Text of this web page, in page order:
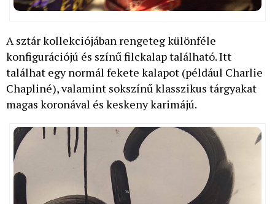
A sztár kollekciójában rengeteg különféle
konfigurációjú és színű filckalap található. Itt
találhat egy normál fekete kalapot (például Charlie
Chapliné), valamint sokszínű klasszikus tárgyakat
magas koronával és keskeny karimájú.